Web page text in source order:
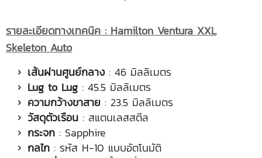
รายละเอียดทางเทคนิค : Hamilton Ventura XXL
Skeleton Auto
เส้นผ่านศูนย์กลาง: 46 มิลลิเมตร
Lug to Lug : 45.5 มิลลิเมตร
ความกว้างขาสาย : 23.5 มิลลิเมตร
วัสดุตัวเรือน : สแตนเลสสตีล
กระจก : Sapphire
กลไก : รหัส H-10 แบบอัตโนมัติ